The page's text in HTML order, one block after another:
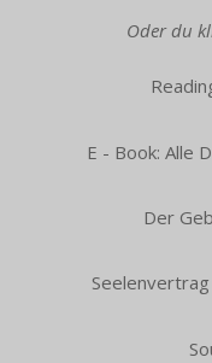
Oder du
E - Book: Alle
Der